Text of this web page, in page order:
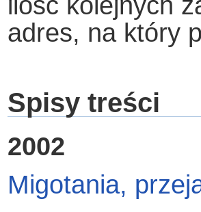
ilość kolejnych
adres, na który
Spisy treści
2002
Migotania,